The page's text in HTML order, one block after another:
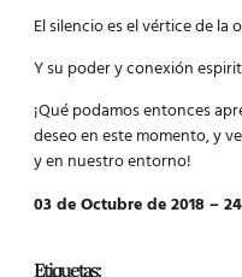
El silencio es el vértice de la
Y su poder y conexión
¡Qué podamos entonces
deseo en este momento, y
y en nuestro entorno!
03 de Octubre de 2018 –
Etiquetas: